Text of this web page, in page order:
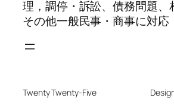
理，調停・訴訟、債務問題、
その他一般民事・商事に対応
Twenty Twenty-Five